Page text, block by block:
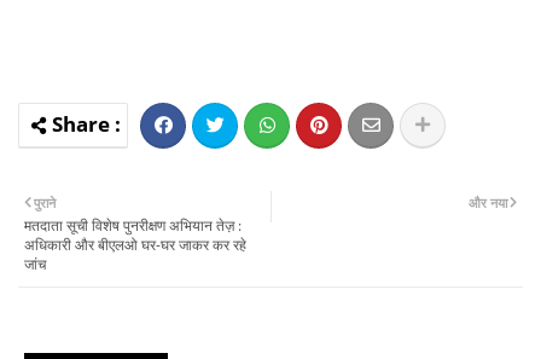
और नया
पुराने
मतदाता सूची विशेष पुनरीक्षण अभियान तेज़ :
अधिकारी और बीएलओ घर-घर जाकर कर रहे
जांच